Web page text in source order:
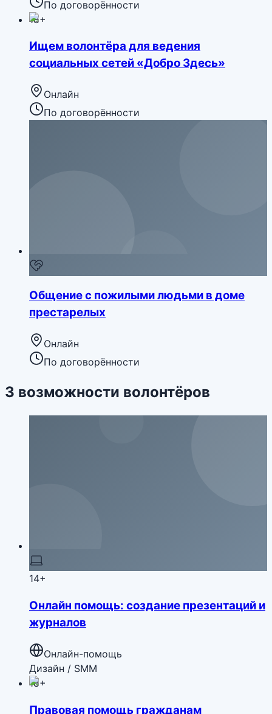
По договорённости
18+
Ищем волонтёра для ведения
социальных сетей «Добро Здесь»
Онлайн
По договорённости
Общение с пожилыми людьми в доме
престарелых
Онлайн
По договорённости
3 возможности волонтёров
14+
Онлайн помощь: создание презентаций и
журналов
Онлайн-помощь
Дизайн / SMM
18+
Правовая помощь гражданам